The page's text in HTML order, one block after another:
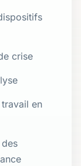
crise
en